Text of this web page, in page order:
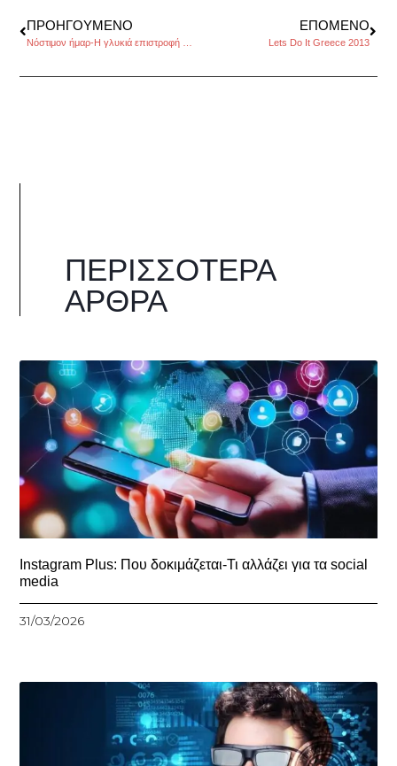
ΠΡΟΗΓΟΎΜΕΝΟ ΕΠΌΜΕΝΟ
Lets Do It Greece 2013
ΠΕΡΙΣΣΌΤΕΡΑ
ΆΡΘΡΑ
Instagram Plus: Που δοκιμάζεται-Τι αλλάζει για τα social
media
31/03/2026